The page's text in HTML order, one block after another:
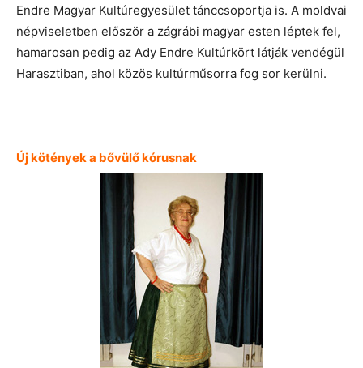
Endre Magyar Kultúregyesület tánccsoportja is. A moldvai
népviseletben először a zágrábi magyar esten léptek fel,
hamarosan pedig az Ady Endre Kultúrkört látják vendégül
Harasztiban, ahol közös kultúrműsorra fog sor kerülni.
Új kötények a bővülő kórusnak